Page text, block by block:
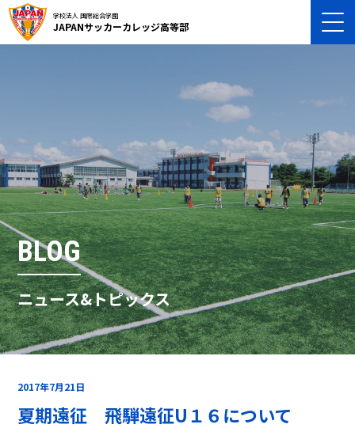
学校法人 国際総合学園
JAPANサッカーカレッジ高等部
BLOG
ニュース&トピックス
2017年7月21日
夏期遠征 飛騨遠征U１６について